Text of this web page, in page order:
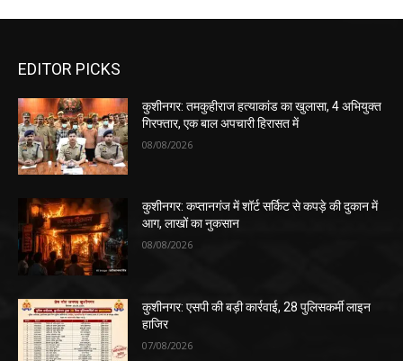
EDITOR PICKS
कुशीनगर: तमकुहीराज हत्याकांड का खुलासा, 4 अभियुक्त
गिरफ्तार, एक बाल अपचारी हिरासत में
08/08/2026
कुशीनगर: कप्तानगंज में शॉर्ट सर्किट से कपड़े की दुकान में
आग, लाखों का नुकसान
08/08/2026
कुशीनगर: एसपी की बड़ी कार्रवाई, 28 पुलिसकर्मी लाइन
हाजिर
07/08/2026